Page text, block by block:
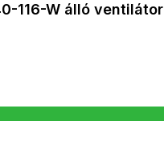
116-W álló ventilátor